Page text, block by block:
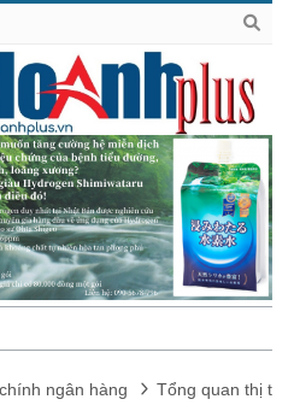
ngân hàng Tổng quan thị